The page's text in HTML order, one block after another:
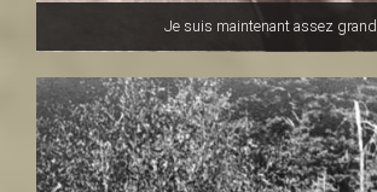
Je suis maintenant assez grand